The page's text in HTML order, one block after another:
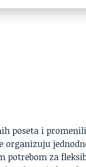
poseta i
organizuju
za